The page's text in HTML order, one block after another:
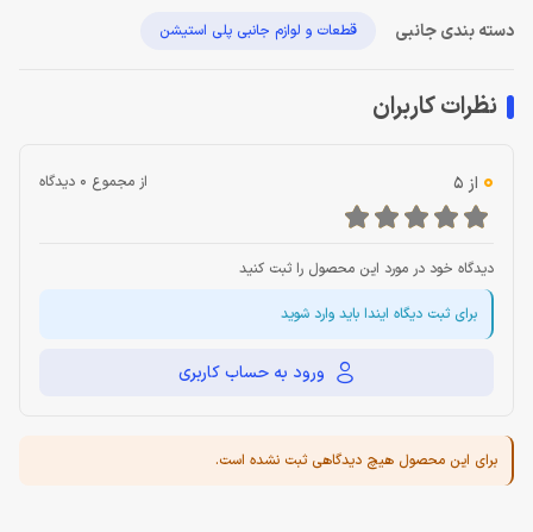
دسته بندی جانبی قطعات و لوازم جانبی پلی استیشن
نظرات کاربران
0 از 5 از مجموع 0 دیدگاه
دیدگاه خود در مورد این محصول را ثبت کنید
برای ثبت دیگاه ایندا باید وارد شوید
ورود به حساب کاربری
برای این محصول هیچ دیدگاهی ثبت نشده است.